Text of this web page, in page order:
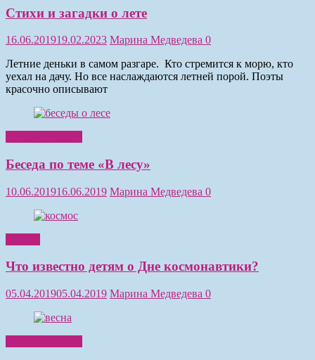
Стихи и загадки о лете
16.06.201919.02.2023 Марина Медведева 0
Летние деньки в самом разгаре. Кто стремится к морю, кто
уехал на дачу. Но все наслаждаются летней порой. Поэты
красочно описывают
Беседа по теме «В лесу»
10.06.201916.06.2019 Марина Медведева 0
Что известно детям о Дне космонавтики?
05.04.201905.04.2019 Марина Медведева 0